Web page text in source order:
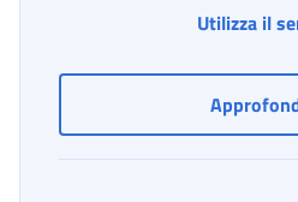
Utilizza il